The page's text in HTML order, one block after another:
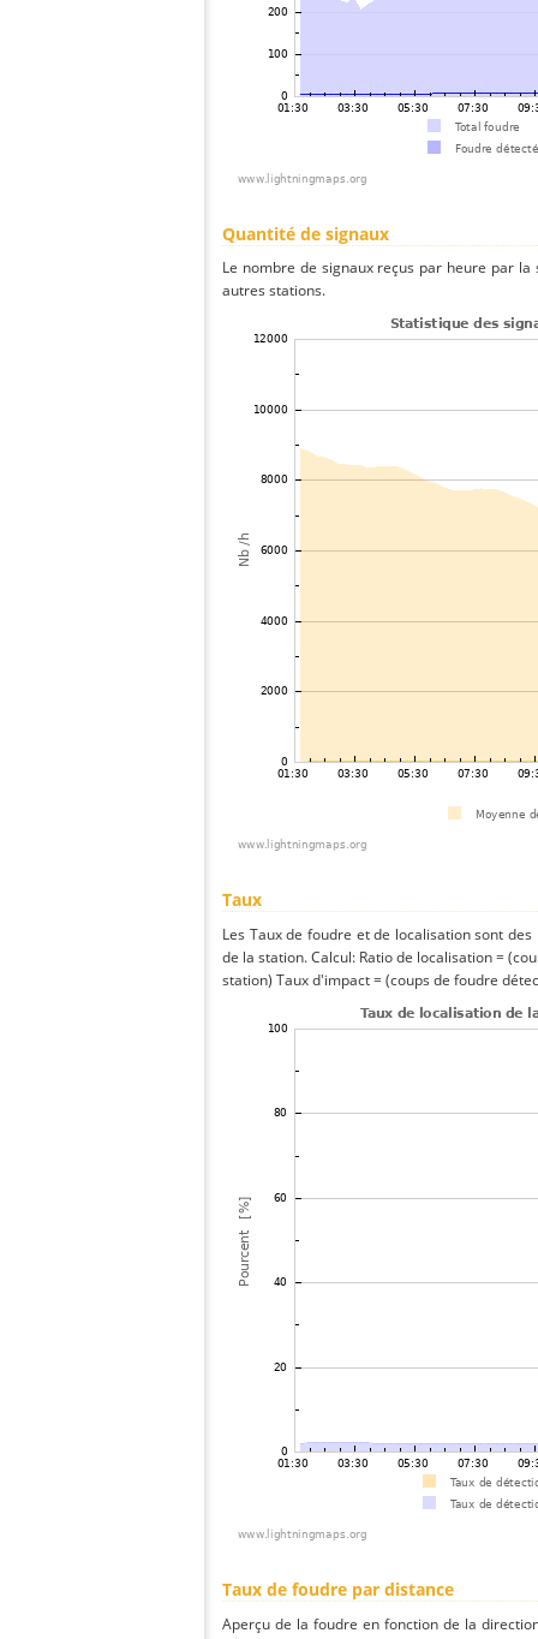
Quantité de signaux
Le nombre de signaux reçus par heure par
autres stations.
Taux
Les Taux de foudre et de localisation sont
de la station. Calcul: Ratio de localisation =
station) Taux d'impact = (coups de foudre
Taux de foudre par distance
Aperçu de la foudre en fonction de la